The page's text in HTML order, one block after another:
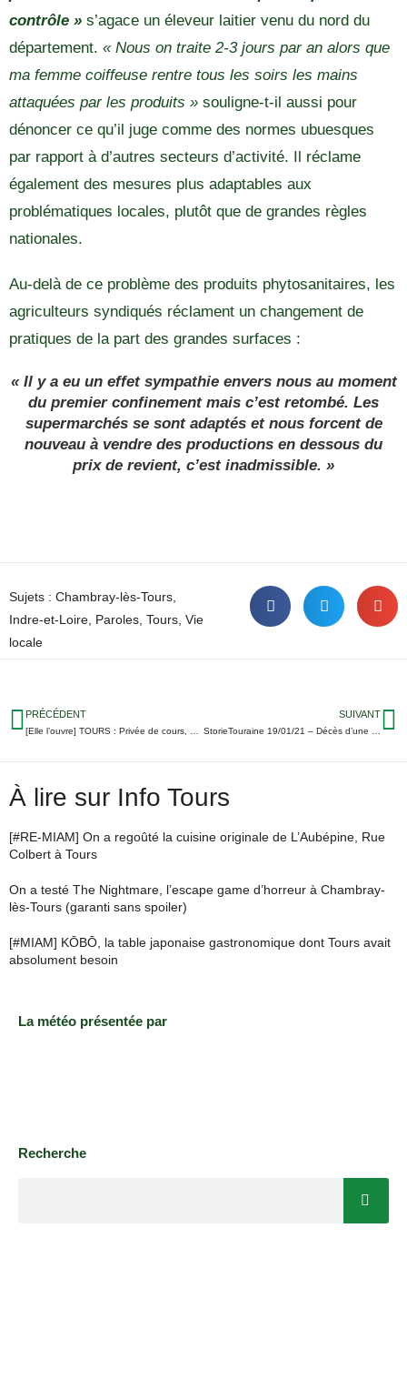
contrôle » s’agace un éleveur laitier venu du nord du
département. « Nous on traite 2-3 jours par an alors que
ma femme coiffeuse rentre tous les soirs les mains
attaquées par les produits » souligne-t-il aussi pour
dénoncer ce qu’il juge comme des normes ubuesques
par rapport à d’autres secteurs d’activité. Il réclame
également des mesures plus adaptables aux
problématiques locales, plutôt que de grandes règles
nationales.
Au-delà de ce problème des produits phytosanitaires, les
agriculteurs syndiqués réclament un changement de
pratiques de la part des grandes surfaces :
« Il y a eu un effet sympathie envers nous au moment
du premier confinement mais c’est retombé. Les
supermarchés se sont adaptés et nous forcent de
nouveau à vendre des productions en dessous du
prix de revient, c’est inadmissible. »
Sujets : Chambray-lès-Tours
Indre-et-Loire Paroles Tours Vie
locale
PRÉCÉDENT SUIVANT
À lire sur Info Tours
[#RE-MIAM] On a regoûté la cuisine originale de L’Aubépine, Rue
Colbert à Tours
On a testé The Nightmare, l’escape game d’horreur à Chambray-
lès-Tours (garanti sans spoiler)
[#MIAM] KŌBŌ, la table japonaise gastronomique dont Tours avait
absolument besoin
La météo présentée par
Recherche